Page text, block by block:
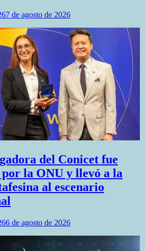
7 de agosto de 2026
del Conicet fue
la ONU y llevó a la
al escenario
6 de agosto de 2026